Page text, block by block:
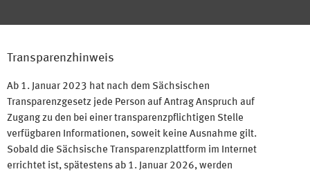
Transparenzhinweis
Ab 1. Januar 2023 hat nach dem Sächsischen
Transparenzgesetz jede Person auf Antrag Anspruch auf
Zugang zu den bei einer transparenzpflichtigen Stelle
verfügbaren Informationen, soweit keine Ausnahme gilt.
Sobald die Sächsische Transparenzplattform im Internet
errichtet ist, spätestens ab 1. Januar 2026, werden